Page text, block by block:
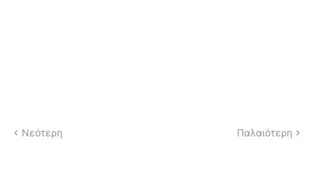
Νεότερη Παλαιότερη